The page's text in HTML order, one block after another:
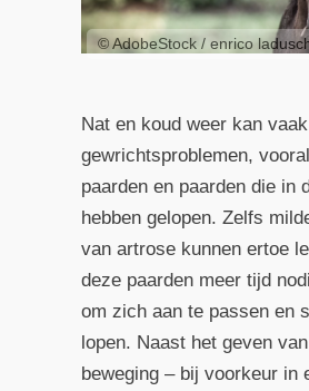
© AdobeStock / enrico
Nat en koud weer kan
gewrichtsproblemen,
paarden en paarden die in
hebben gelopen. Zelfs
van artrose kunnen ertoe
deze paarden meer tijd
om zich aan te passen en
lopen. Naast het geven
beweging – bij voorkeur in